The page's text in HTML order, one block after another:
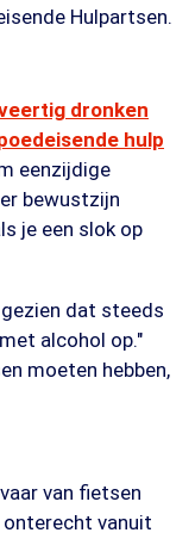
Hulpartsen.
dronken
hulp
eenzijdige
bewustzijn
je een slok op
dat steeds
alcohol op."
moeten hebben,
van fietsen
vanuit